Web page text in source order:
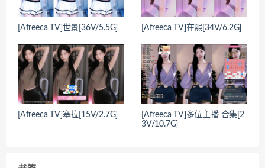
[Afreeca TV]世景[36V/5.5G] [Afreeca TV]在熙[34V/6.2G]
[Afreeca TV]塞拉[15V/2.7G]
[Afreeca TV]多位主播 合集[2
3V/10.7G]